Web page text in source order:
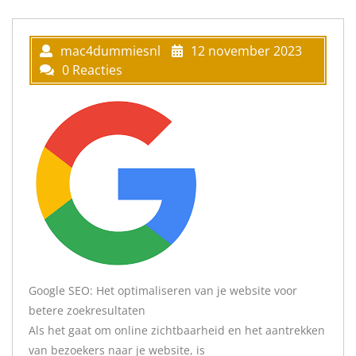
mac4dummiesnl
12 november 2023
0 Reacties
Google SEO: Het optimaliseren van je website voor
betere zoekresultaten
Als het gaat om online zichtbaarheid en het aantrekken
van bezoekers naar je website, is